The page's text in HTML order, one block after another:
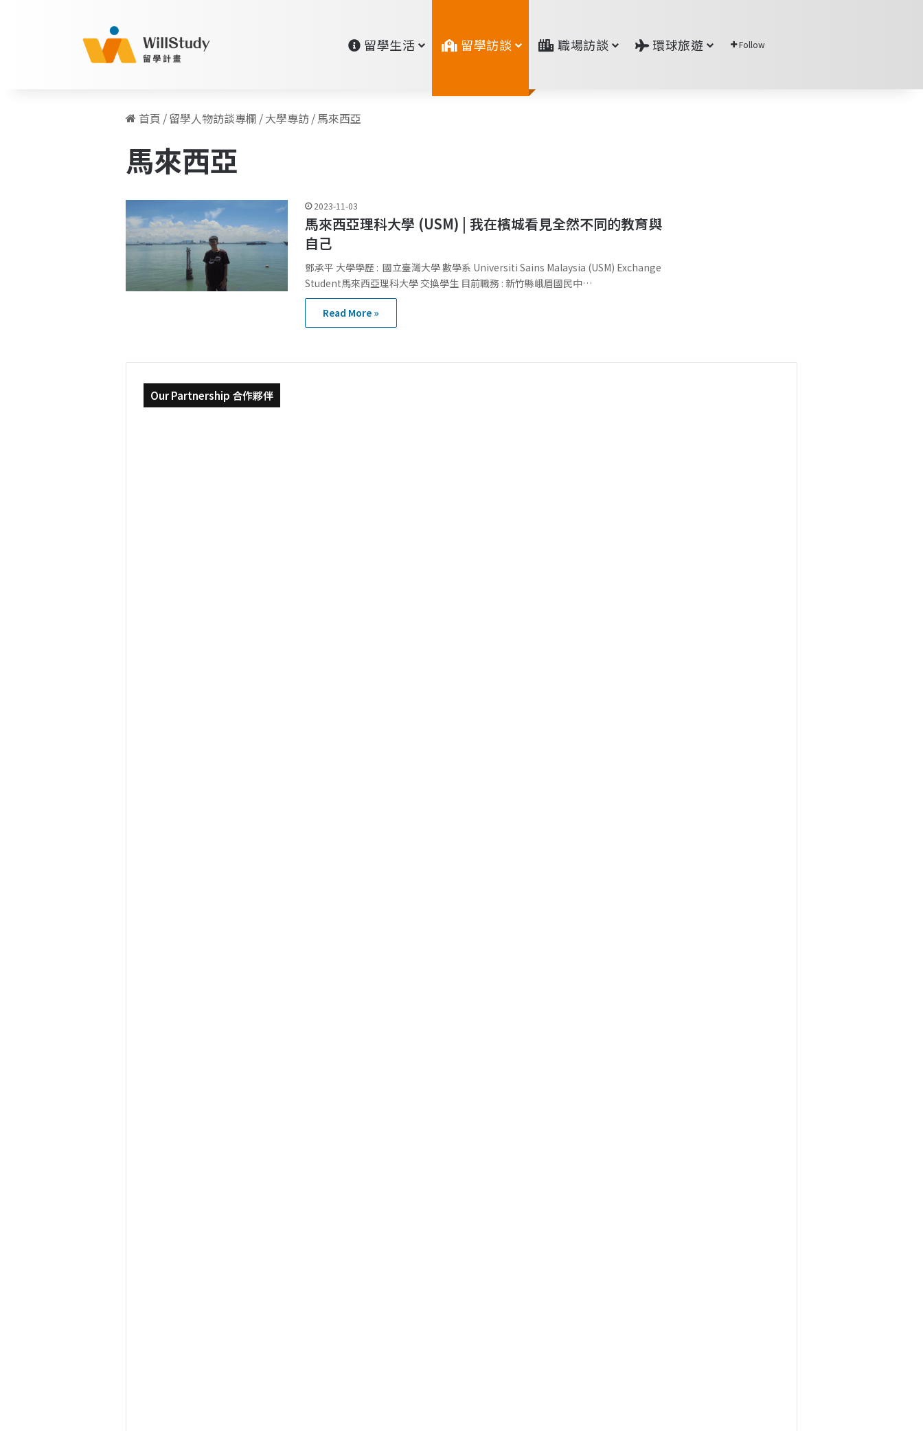
留學生活 留學訪談 職場訪談 環球旅遊 Follow
首頁 /留學人物訪談專欄 /大學專訪 /馬來西亞
馬來西亞
2023-11-03
馬來西亞理科大學 (USM) | 我在檳城看見全然不同的教育與
自己
鄧承平 大學學歷 : 國立臺灣大學 數學系 Universiti Sains Malaysia (USM) Exchange
Student馬來西亞理科大學 交換學生 目前職務 : 新竹縣峨眉國民中…
Read More »
Our Partnership 合作夥伴